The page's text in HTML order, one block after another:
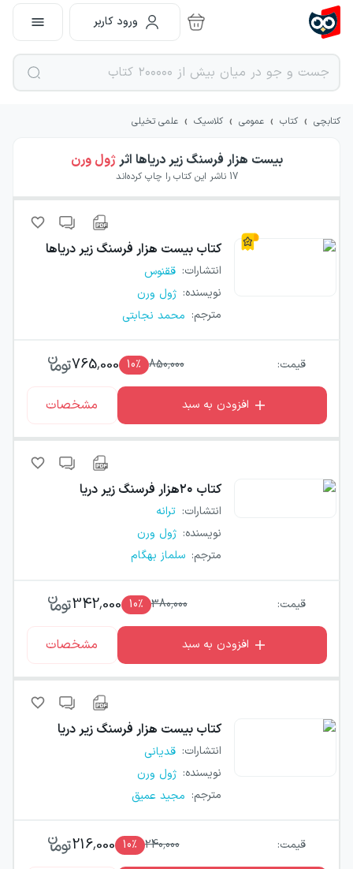
ورود کاربر
کتابچی › کتاب › عمومی › کلاسیک › علمی تخیلی
بیست هزار فرسنگ زیر دریاها اثرژول ورن
17 ناشر این کتاب را چاپ کرده‌اند
کتاب بیست هزار فرسنگ زیر دریاها
انتشارات: ققنوس
نویسنده: ژول ورن
مترجم: محمد نجابتی
قیمت: 850,000
10٪ 765,000
افزودن به سبد مشخصات
کتاب ۲۰هزار فرسنگ زیر دریا
انتشارات: ترانه
نویسنده: ژول ورن
مترجم: سلماز بهگام
قیمت: 380,000
10٪ 342,000
افزودن به سبد مشخصات
کتاب بیست هزار فرسنگ زیر دریا
انتشارات: قدیانی
نویسنده: ژول ورن
مترجم: مجید عمیق
قیمت: 240,000
10٪ 216,000